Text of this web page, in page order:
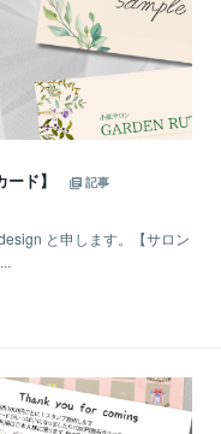
ド】
記事
と申します。【サロン